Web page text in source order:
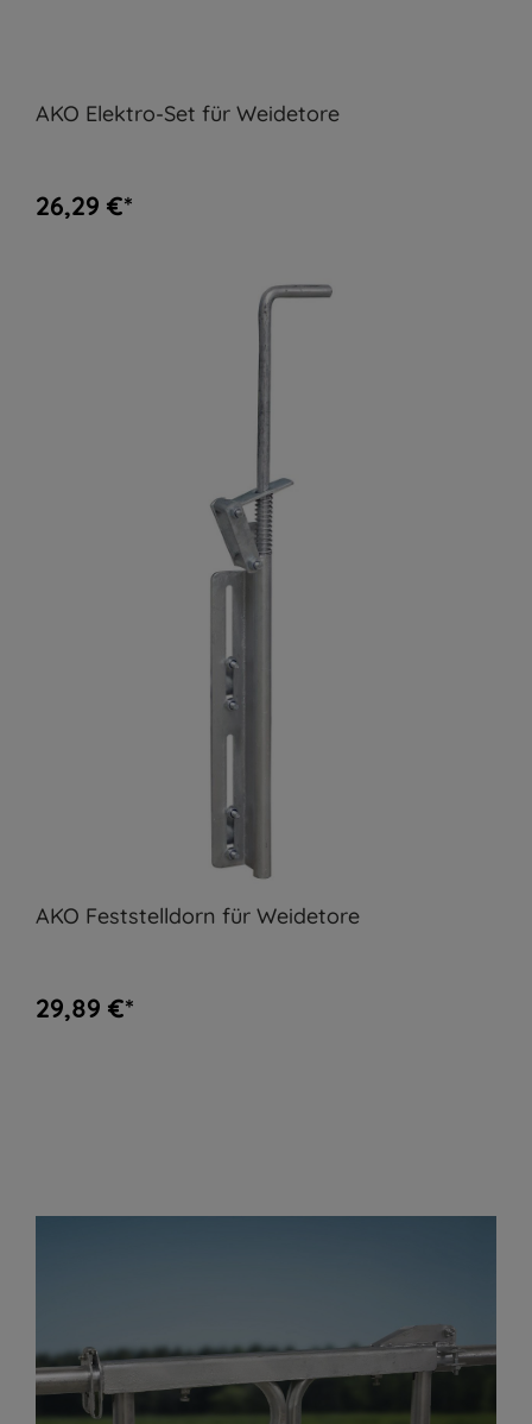
AKO Elektro-Set für Weidetore
26,29 €*
AKO Feststelldorn für Weidetore
29,89 €*